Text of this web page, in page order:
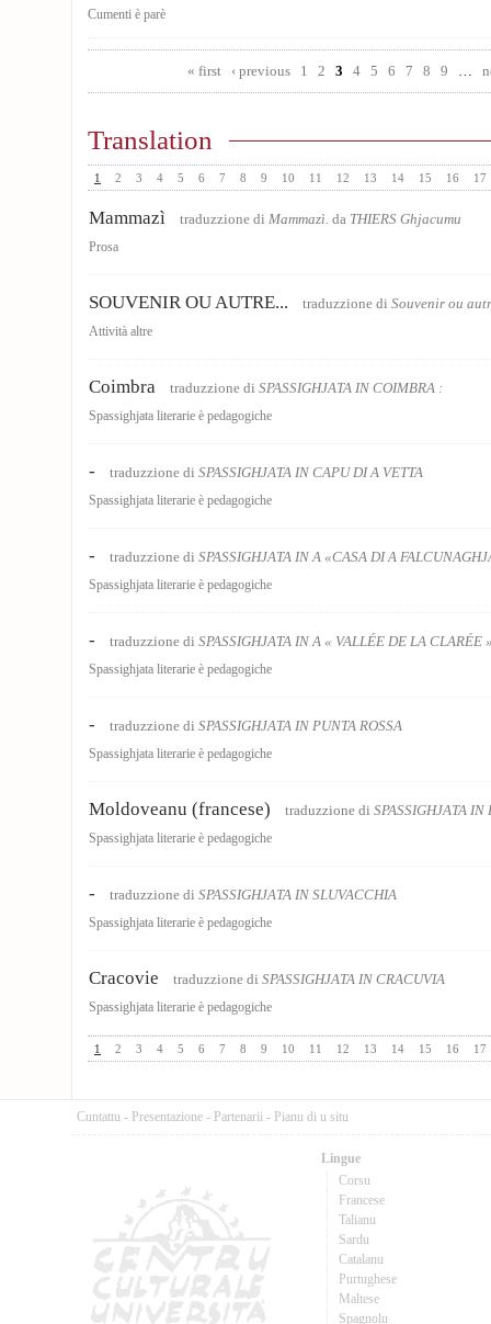
Cumenti è parè
« first
‹ previous 1 2 3 4 5 6 7 8 9 …
Translation
1 2 3 4 5 6 7 8 9 10 11 12 13 14 15 16 17
Mammazì traduzzione di Mammazì. da THIERS Ghjacumu
Prosa
SOUVENIR OU AUTRE... traduzzione di Souvenir ou
Attività altre
Coimbra traduzzione di SPASSIGHJATA IN COIMBRA :
Spassighjata literarie è pedagogiche
- traduzzione di SPASSIGHJATA IN CAPU DI A VETTA
Spassighjata literarie è pedagogiche
- traduzzione di SPASSIGHJATA IN A «CASA DI A
Spassighjata literarie è pedagogiche
- traduzzione di SPASSIGHJATA IN A « VALLÉE DE LA CLARÉE
Spassighjata literarie è pedagogiche
- traduzzione di SPASSIGHJATA IN PUNTA ROSSA
Spassighjata literarie è pedagogiche
Moldoveanu (francese) traduzzione di SPASSIGHJATA
Spassighjata literarie è pedagogiche
- traduzzione di SPASSIGHJATA IN SLUVACCHIA
Spassighjata literarie è pedagogiche
Cracovie traduzzione di SPASSIGHJATA IN CRACUVIA
Spassighjata literarie è pedagogiche
1 2 3 4 5 6 7 8 9 10 11 12 13 14 15 16 17
Cuntattu - Presentazione - Partenarii - Pianu di u situ
Lingue
Corsu
Francese
Talianu
Sardu
Catalanu
Purtughese
Maltese
Spagnolu